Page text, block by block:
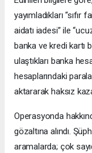
yayımladıkları
aidatı iadesi” ile
banka ve kredi kartı
ulaştıkları banka
hesaplarındaki
aktararak haksız
Operasyonda
gözaltına alındı.
aramalarda; çok